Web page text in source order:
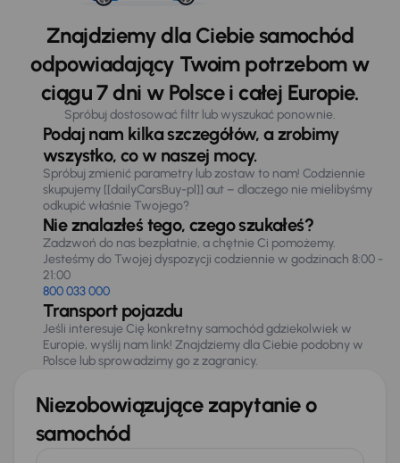
Znajdziemy dla Ciebie samochód
odpowiadający Twoim potrzebom w
ciągu 7 dni w Polsce i całej Europie.
Spróbuj dostosować filtr lub wyszukać ponownie.
Podaj nam kilka szczegółów, a zrobimy
wszystko, co w naszej mocy.
Spróbuj zmienić parametry lub zostaw to nam! Codziennie
skupujemy [[dailyCarsBuy-pl]] aut – dlaczego nie mielibyśmy
odkupić właśnie Twojego?
Nie znalazłeś tego, czego szukałeś?
Zadzwoń do nas bezpłatnie, a chętnie Ci pomożemy.
Jesteśmy do Twojej dyspozycji codziennie w godzinach 8:00 -
21:00
800 033 000
Transport pojazdu
Jeśli interesuje Cię konkretny samochód gdziekolwiek w
Europie, wyślij nam link! Znajdziemy dla Ciebie podobny w
Polsce lub sprowadzimy go z zagranicy.
Niezobowiązujące zapytanie o
samochód